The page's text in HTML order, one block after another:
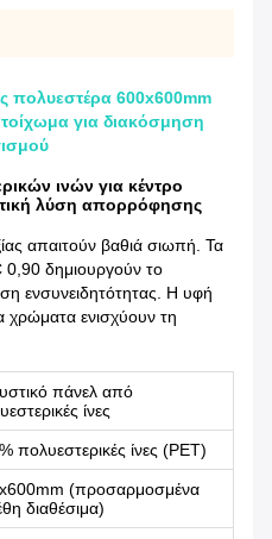
πολυεστέρα 600x600mm
για διακόσμηση
ινών για κέντρο
λύση απορρόφησης
απαιτούν βαθιά σιωπή. Τα
0,90 δημιουργούν το
ενσυνειδητότητας. Η υφή
χρώματα ενισχύουν τη
πάνελ από
ίνες
πολυεστερικές ίνες (PET)
(προσαρμοσμένα
διαθέσιμα)